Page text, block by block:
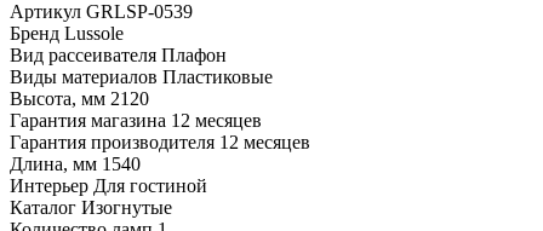
Артикул GRLSP-0539
Бренд Lussole
Вид рассеивателя Плафон
Виды материалов Пластиковые
Высота, мм 2120
Гарантия магазина 12 месяцев
Гарантия производителя 12 месяцев
Длина, мм 1540
Интерьер Для гостиной
Каталог Изогнутые